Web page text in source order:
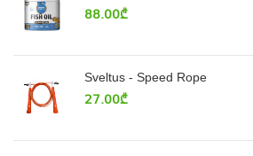
88.00₾
Sveltus - Speed Rope
27.00₾